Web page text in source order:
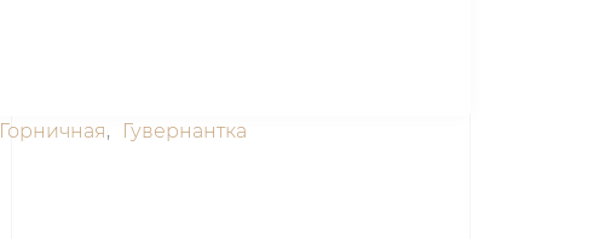
Горничная, Гувернантка